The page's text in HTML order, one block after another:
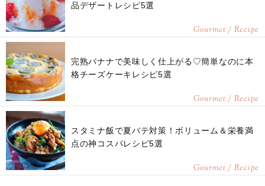
品デザートレシピ5選
Gourmet / Recipe
完熟バナナで美味しく仕上がる♡簡単なのに本
格チーズケーキレシピ5選
Gourmet / Recipe
スタミナ飯で夏バテ対策！ボリューム＆栄養満
点の神コスパレシピ5選
Gourmet / Recipe